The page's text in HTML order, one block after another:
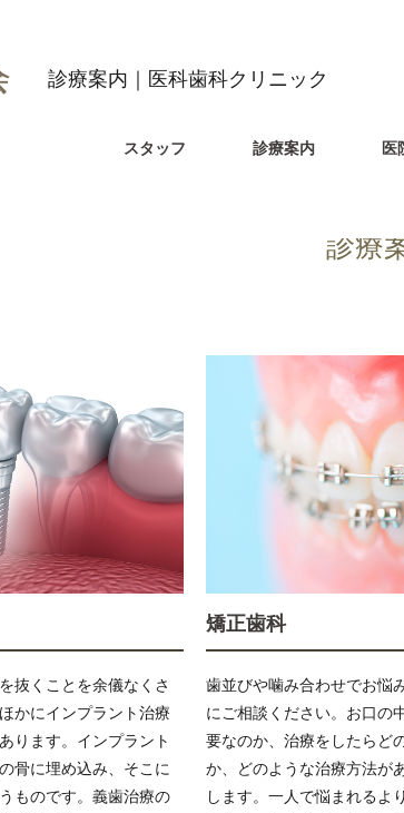
診療案内｜医科歯科クリニック
スタッフ 診療案内 医
診療
抜くことを余儀なくさ
かにインプラント治療
ります。インプラント
骨に埋め込み、そこに
ものです。義歯治療の
矯正歯科
歯並びや噛み合わせでお悩
にご相談ください。お口の
要なのか、治療をしたらど
か、どのような治療方法が
します。一人で悩まれるよ